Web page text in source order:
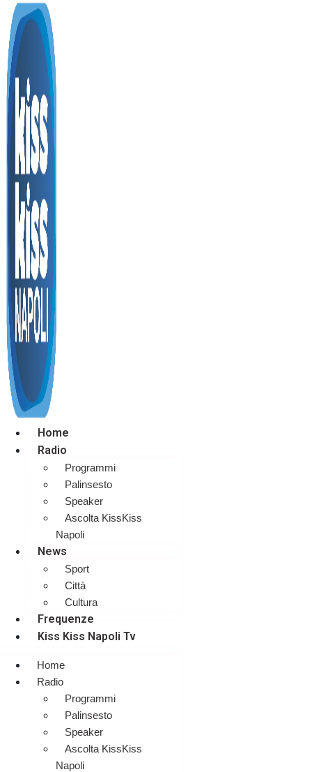
Home
Radio
Programmi
Palinsesto
Speaker
Ascolta KissKiss
Napoli
News
Sport
Città
Cultura
Frequenze
Kiss Kiss Napoli Tv
Home
Radio
Programmi
Palinsesto
Speaker
Ascolta KissKiss
Napoli